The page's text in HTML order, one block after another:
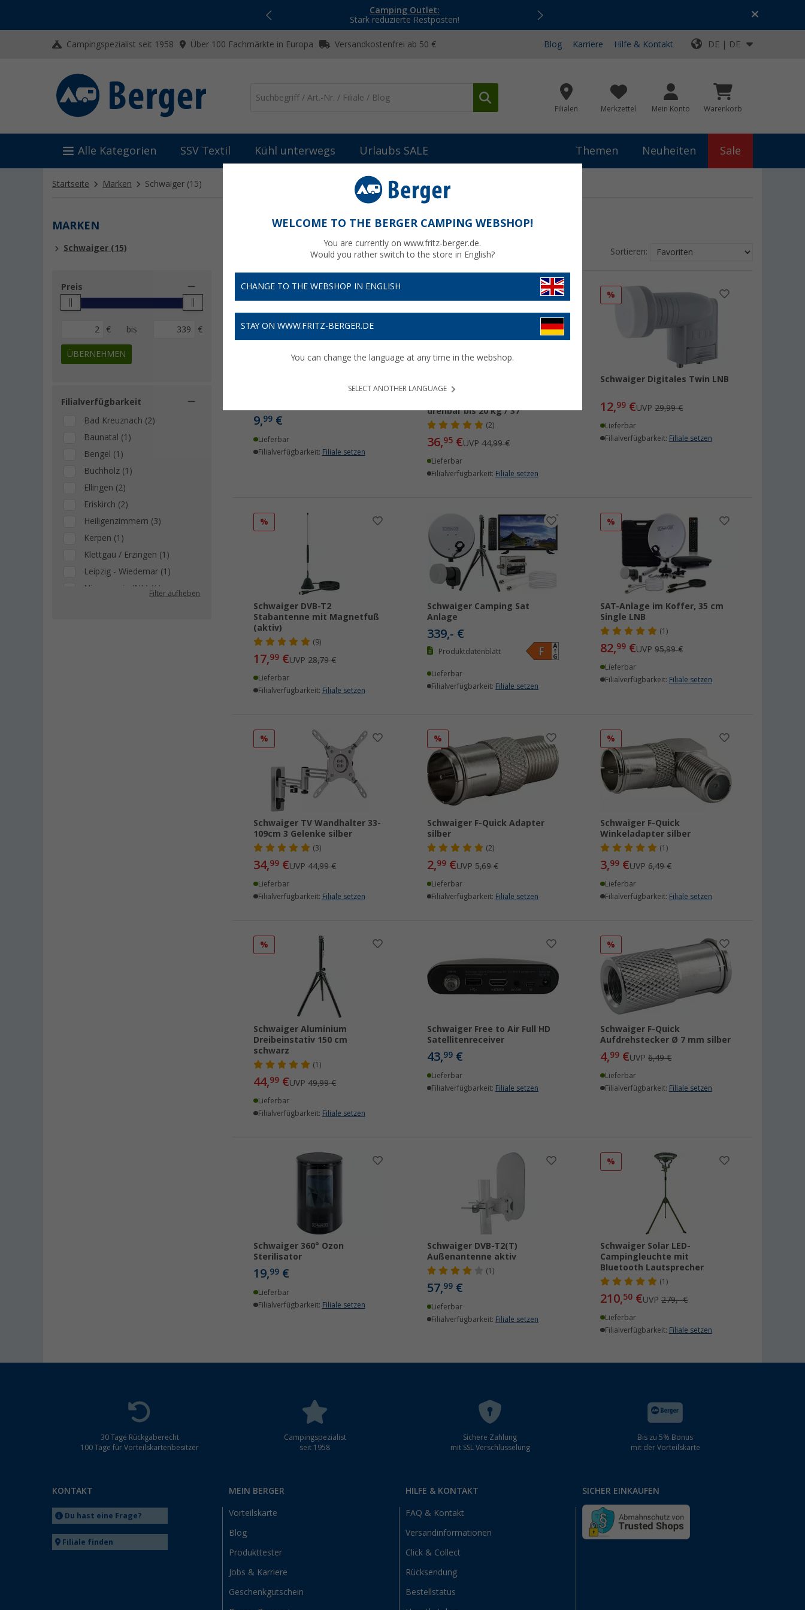
Camping Outlet:
Stark reduzierte Restposten!
Top-Deals für dein Abenteuer!
Campingspezialist seit 1958 Über 100 Fachmärkte in Europa Versandkostenfrei ab 50 € Blog Karriere Hilfe & Kontakt DE | DE
Filialen Merkzettel Mein Konto Warenkorb
Alle Kategorien SSV Textil Kühl unterwegs Urlaubs SALE Themen Neuheiten Sale
Startseite Marken Schwaiger (15)
MARKEN
Schwaiger (15)
Preis
€ bis €
ÜBERNEHMEN
Filialverfügbarkeit
Bad Kreuznach (2)
Baunatal (1)
Bengel (1)
Buchholz (1)
Ellingen (2)
Eriskirch (2)
Heiligenzimmern (3)
Kerpen (1)
Klettgau / Erzingen (1)
Leipzig - Wiedemar (1)
Nieuwegein (NL) (1)
Filter aufheben
SCHWAIGER
Sortieren:
9,99 €
Lieferbar
Filialverfügbarkeit: Filiale setzen
Decken- und
drehbar bis 20 kg / 37"
(2)
36,95€UVP44,99 €
Lieferbar
Filialverfügbarkeit: Filiale setzen
%
Schwaiger Digitales Twin LNB
12,99 €UVP29,99 €
Lieferbar
Filialverfügbarkeit: Filiale setzen
%
Schwaiger DVB-T2
Stabantenne mit Magnetfuß
(aktiv)
(9)
17,99 €UVP28,79 €
Lieferbar
Filialverfügbarkeit: Filiale setzen
Schwaiger Camping Sat
Anlage
339,- €
Produktdatenblatt
Lieferbar
Filialverfügbarkeit: Filiale setzen
%
SAT-Anlage im Koffer, 35 cm
Single LNB
(1)
82,99 €UVP95,99 €
Lieferbar
Filialverfügbarkeit: Filiale setzen
%
Schwaiger TV Wandhalter 33-
109cm 3 Gelenke silber
(3)
34,99 €UVP44,99 €
Lieferbar
Filialverfügbarkeit: Filiale setzen
%
Schwaiger F-Quick Adapter
silber
(2)
2,99€UVP5,69 €
Lieferbar
Filialverfügbarkeit: Filiale setzen
%
Schwaiger F-Quick
Winkeladapter silber
(1)
3,99 €UVP6,49 €
Lieferbar
Filialverfügbarkeit: Filiale setzen
%
Schwaiger Aluminium
Dreibeinstativ 150 cm
schwarz
(1)
44,99 €UVP49,99 €
Lieferbar
Filialverfügbarkeit: Filiale setzen
Schwaiger Free to Air Full HD
Satellitenreceiver
43,99€
Lieferbar
Filialverfügbarkeit: Filiale setzen
%
Schwaiger F-Quick
Aufdrehstecker Ø 7 mm silber
4,99 €UVP6,49 €
Lieferbar
Filialverfügbarkeit: Filiale setzen
Schwaiger 360° Ozon
Sterilisator
19,99 €
Lieferbar
Filialverfügbarkeit: Filiale setzen
Schwaiger DVB-T2(T)
Außenantenne aktiv
(1)
57,99€
Lieferbar
Filialverfügbarkeit: Filiale setzen
%
Schwaiger Solar LED-
Campingleuchte mit
Bluetooth Lautsprecher
(1)
210,50 €UVP279,- €
Lieferbar
Filialverfügbarkeit: Filiale setzen
30 Tage Rückgaberecht
100 Tage für Vorteilskartenbesitzer
Campingspezialist
seit 1958
Sichere Zahlung
mit SSL Verschlüsselung
Bis zu 5% Bonus
mit der Vorteilskarte
KONTAKT
Du hast eine Frage?
Filiale finden
MEIN BERGER
Vorteilskarte
Blog
Produkttester
Jobs & Karriere
Geschenkgutschein
HILFE & KONTAKT
FAQ & Kontakt
Versandinformationen
Click & Collect
Rücksendung
Bestellstatus
SICHER EINKAUFEN
WELCOME TO THE BERGER CAMPING WEBSHOP!
You are currently on www.fritz-berger.de.
Would you rather switch to the store in English?
CHANGE TO THE WEBSHOP IN ENGLISH
STAY ON WWW.FRITZ-BERGER.DE
You can change the language at any time in the webshop.
SELECT ANOTHER LANGUAGE